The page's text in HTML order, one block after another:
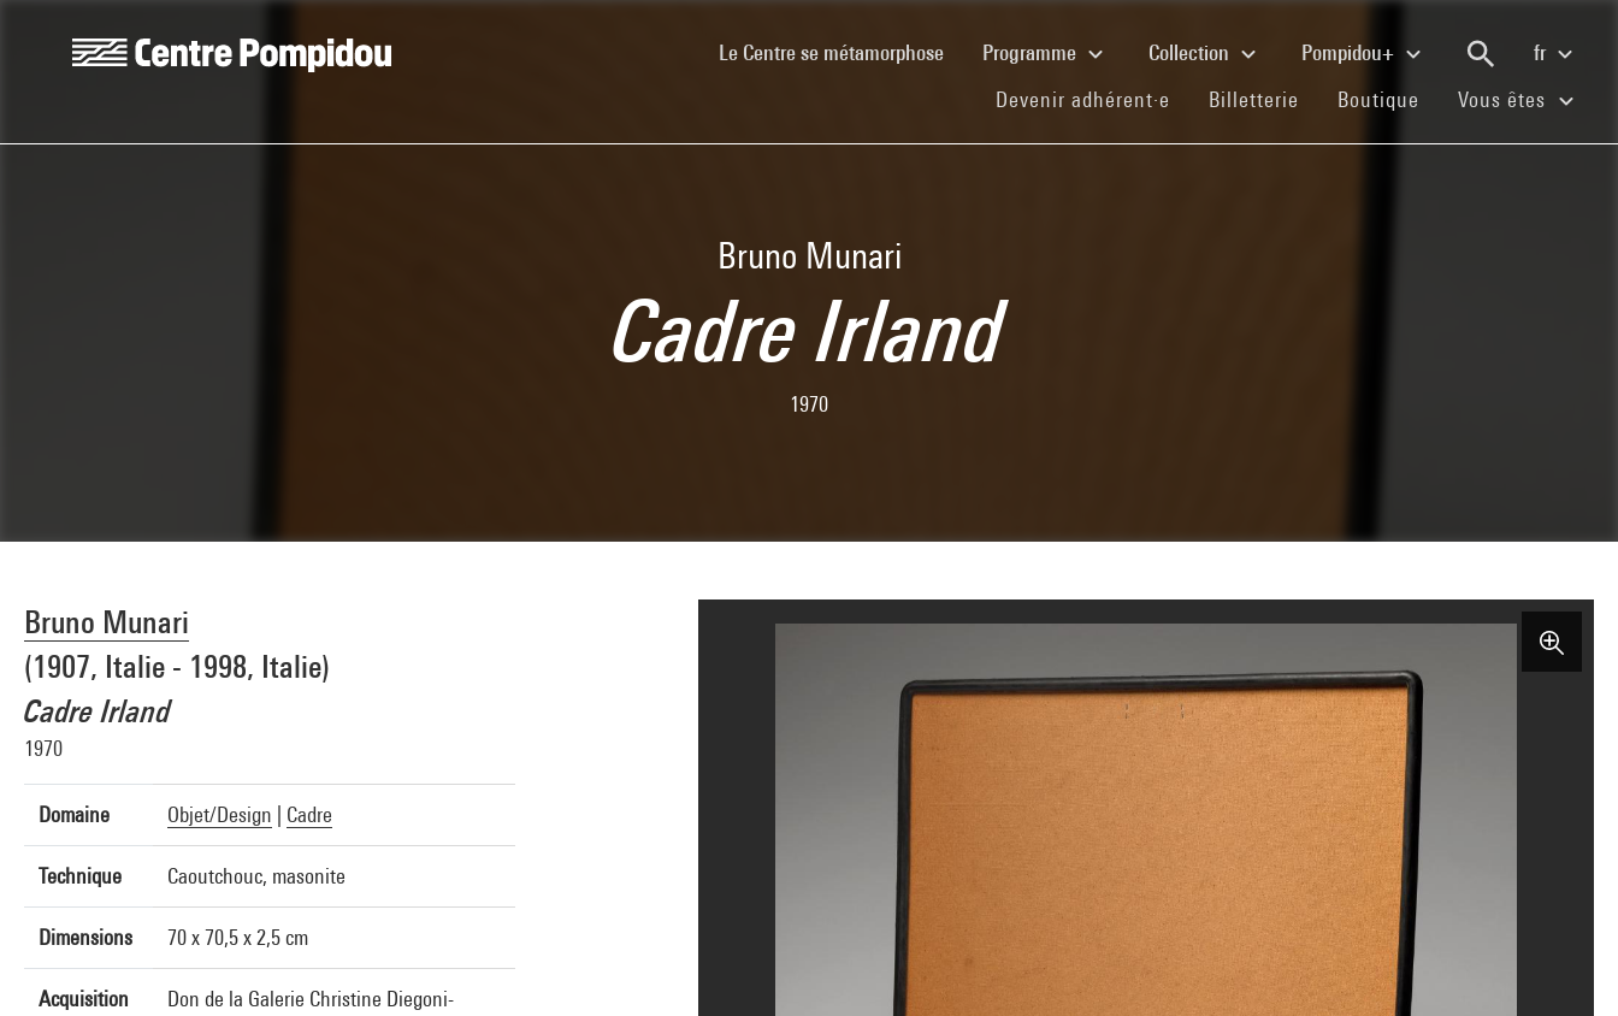
Le Centre se métamorphose(current)Programme Collection Pompidou+
fr
Devenir adhérent·e (current)
Billetterie (current)
Boutique (current)
Vous êtes
Bruno Munari
Cadre Irland
1970
Bruno Munari
(1907, Italie - 1998, Italie)
Cadre Irland
1970
Domaine Objet/Design Cadre
Technique Caoutchouc, masonite
Dimensions 70 x 70,5 x 2,5 cm
Acquisition
Don de la Galerie Christine Diegoni-